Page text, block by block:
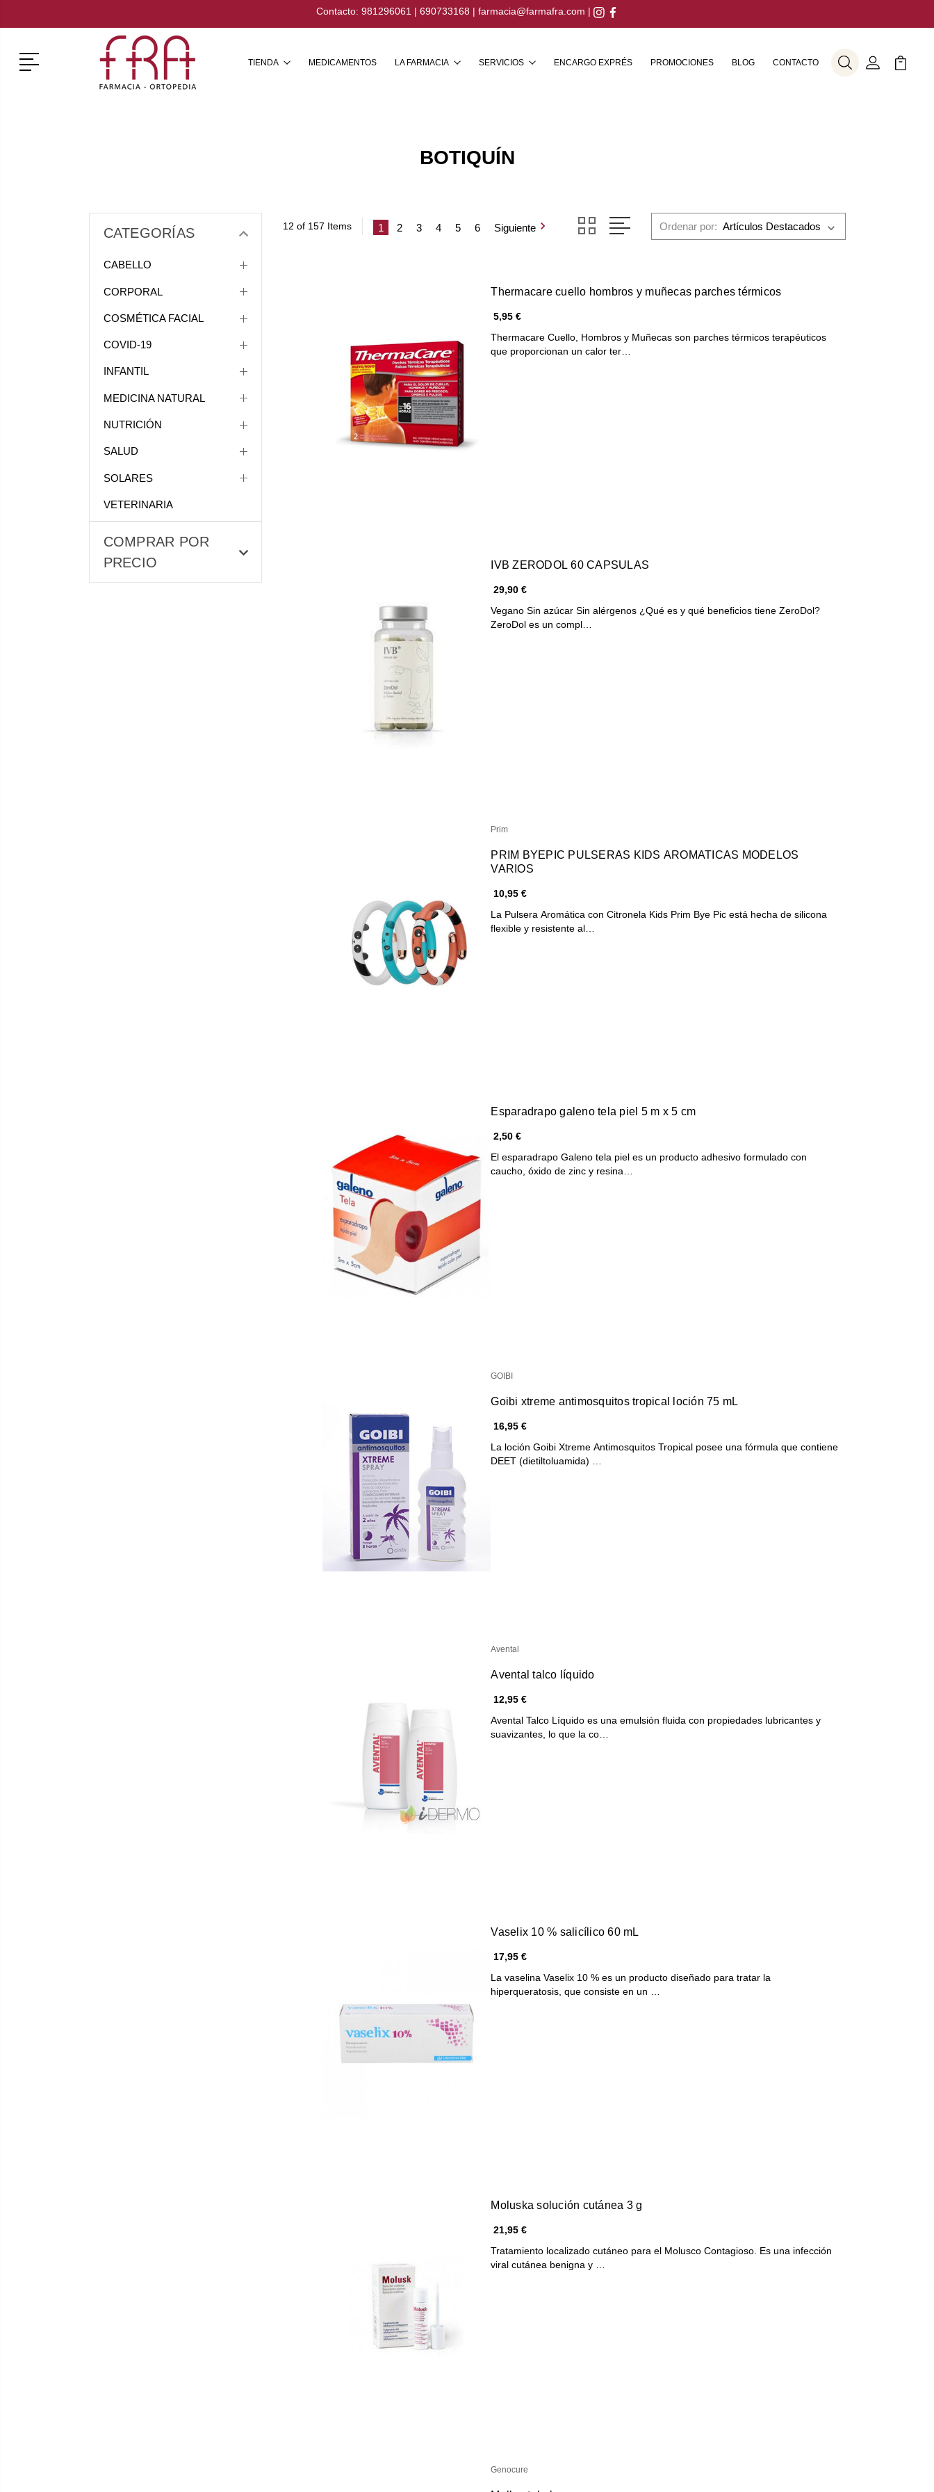
Contacto: 981296061 | 690733168 | farmacia@farmafra.com |
Menú TIENDA MEDICAMENTOS LA FARMACIA SERVICIOS ENCARGO EXPRÉS PROMOCIONES BLOG CONTACTO BuscarMi Cuenta
Mi
BOTIQUÍN
CATEGORÍAS
CABELLO
CORPORAL
COSMÉTICA FACIAL
COVID-19
INFANTIL
MEDICINA NATURAL
NUTRICIÓN
SALUD
SOLARES
VETERINARIA
COMPRAR POR
PRECIO
12 of 157 Items 1 2 3 4 5 6 Siguiente Ordenar por:
Thermacare cuello hombros y muñecas parches térmicos
5,95 €
Thermacare Cuello, Hombros y Muñecas son parches térmicos terapéuticos
que proporcionan un calor ter…
IVB ZERODOL 60 CAPSULAS
29,90 €
Vegano Sin azúcar Sin alérgenos ¿Qué es y qué beneficios tiene ZeroDol?
ZeroDol es un compl…
Prim
PRIM BYEPIC PULSERAS KIDS AROMATICAS MODELOS
VARIOS
10,95 €
La Pulsera Aromática con Citronela Kids Prim Bye Pic está hecha de silicona
flexible y resistente al…
Esparadrapo galeno tela piel 5 m x 5 cm
2,50 €
El esparadrapo Galeno tela piel es un producto adhesivo formulado con
caucho, óxido de zinc y resina…
GOIBI
Goibi xtreme antimosquitos tropical loción 75 mL
16,95 €
La loción Goibi Xtreme Antimosquitos Tropical posee una fórmula que contiene
DEET (dietiltoluamida) …
Avental
Avental talco líquido
12,95 €
Avental Talco Líquido es una emulsión fluida con propiedades lubricantes y
suavizantes, lo que la co…
Vaselix 10 % salicílico 60 mL
17,95 €
La vaselina Vaselix 10 % es un producto diseñado para tratar la
hiperqueratosis, que consiste en un …
Moluska solución cutánea 3 g
21,95 €
Tratamiento localizado cutáneo para el Molusco Contagioso. Es una infección
viral cutánea benigna y …
Genocure